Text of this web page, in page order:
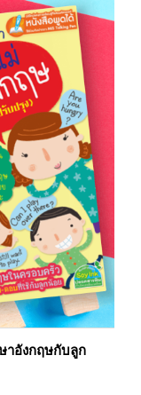
าอังกฤษกับลูก